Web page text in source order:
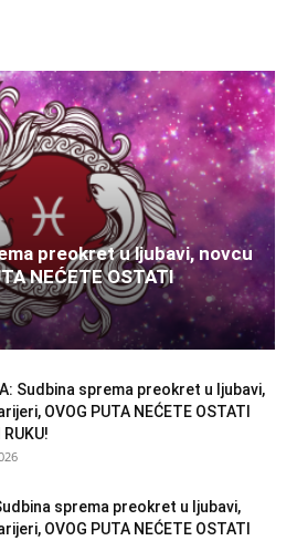
preokret u ljubavi, novcu
NEĆETE OSTATI
Sudbina sprema preokret u ljubavi,
OVOG PUTA NEĆETE OSTATI
sprema preokret u ljubavi,
OVOG PUTA NEĆETE OSTATI